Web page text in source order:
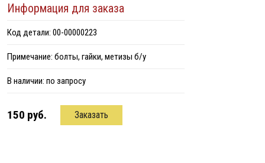
Информация для заказа
Код детали: 00-00000223
Примечание: болты, гайки, метизы б/у
В наличии: по запросу
150 руб. Заказать